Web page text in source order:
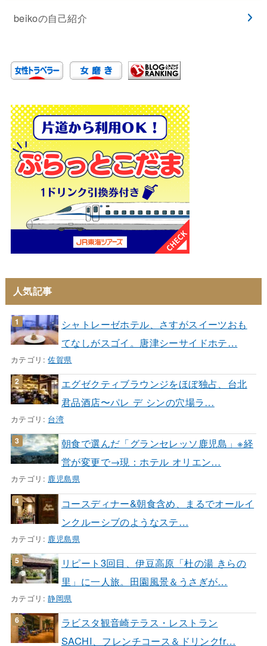
beikoの自己紹介
人気記事
シャトレーゼホテル、さすがスイーツおも
てなしがスゴイ。唐津シーサイドホテ…
カテゴリ:佐賀県
エグゼクティブラウンジをほぼ独占、台北
君品酒店〜パレ デ シンの穴場ラ…
カテゴリ: 台湾
朝食で選んだ「グランセレッソ鹿児島」※経
営が変更で→現：ホテル オリエン…
カテゴリ: 鹿児島県
コースディナー&朝食含め、まるでオールイ
ンクルーシブのようなステ…
カテゴリ: 鹿児島県
リピート3回目、伊豆高原「杜の湯 きらの
里」に一人旅。田園風景＆うさぎが…
カテゴリ:静岡県
ラビスタ観音崎テラス・レストラン
SACHI、フレンチコース＆ドリンクfr…